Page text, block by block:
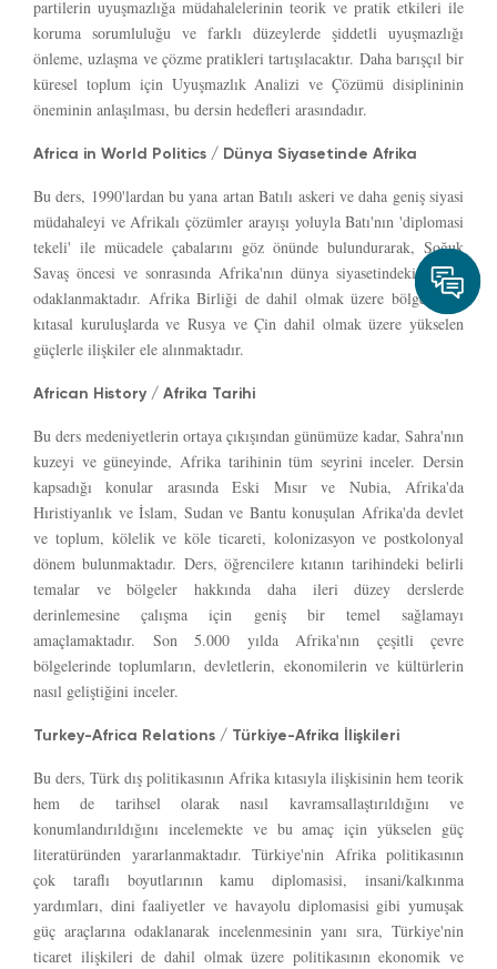
partilerin uyuşmazlığa müdahalelerinin teorik ve pratik etkileri ile
koruma sorumluluğu ve farklı düzeylerde şiddetli uyuşmazlığı
önleme, uzlaşma ve çözme pratikleri tartışılacaktır. Daha barışçıl bir
küresel toplum için Uyuşmazlık Analizi ve Çözümü disiplininin
öneminin anlaşılması, bu dersin hedefleri arasındadır.
Africa in World Politics / Dünya Siyasetinde Afrika
Bu ders, 1990'lardan bu yana artan Batılı askeri ve daha geniş siyasi
müdahaleyi ve Afrikalı çözümler arayışı yoluyla Batı'nın 'diplomasi
tekeli' ile mücadele çabalarını göz önünde bulundurarak, Soğuk
Savaş öncesi ve sonrasında Afrika'nın dünya siyasetindeki rolüne
odaklanmaktadır. Afrika Birliği de dahil olmak üzere bölgesel ve
kıtasal kuruluşlarda ve Rusya ve Çin dahil olmak üzere yükselen
güçlerle ilişkiler ele alınmaktadır.
African History / Afrika Tarihi
Bu ders medeniyetlerin ortaya çıkışından günümüze kadar, Sahra'nın
kuzeyi ve güneyinde, Afrika tarihinin tüm seyrini inceler. Dersin
kapsadığı konular arasında Eski Mısır ve Nubia, Afrika'da
Hıristiyanlık ve İslam, Sudan ve Bantu konuşulan Afrika'da devlet
ve toplum, kölelik ve köle ticareti, kolonizasyon ve postkolonyal
dönem bulunmaktadır. Ders, öğrencilere kıtanın tarihindeki belirli
temalar ve bölgeler hakkında daha ileri düzey derslerde
derinlemesine çalışma için geniş bir temel sağlamayı
amaçlamaktadır. Son 5.000 yılda Afrika'nın çeşitli çevre
bölgelerinde toplumların, devletlerin, ekonomilerin ve kültürlerin
nasıl geliştiğini inceler.
Turkey-Africa Relations / Türkiye-Afrika İlişkileri
Bu ders, Türk dış politikasının Afrika kıtasıyla ilişkisinin hem teorik
hem de tarihsel olarak nasıl kavramsallaştırıldığını ve
konumlandırıldığını incelemekte ve bu amaç için yükselen güç
literatüründen yararlanmaktadır. Türkiye'nin Afrika politikasının
çok taraflı boyutlarının kamu diplomasisi, insani/kalkınma
yardımları, dini faaliyetler ve havayolu diplomasisi gibi yumuşak
güç araçlarına odaklanarak incelenmesinin yanı sıra, Türkiye'nin
ticaret ilişkileri de dahil olmak üzere politikasının ekonomik ve